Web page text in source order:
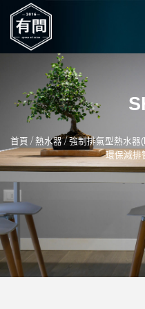
首頁 / 熱水器/強制排氣型熱水器
環保減排